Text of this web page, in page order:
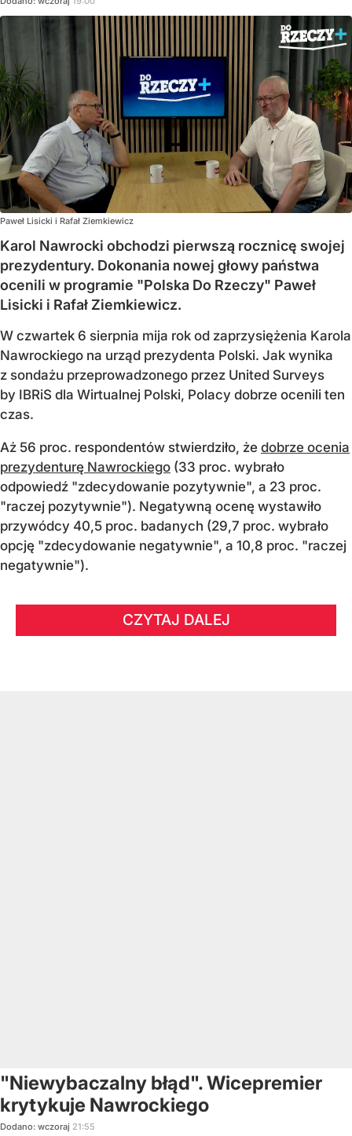
Paweł Lisicki i Rafał Ziemkiewicz
Karol Nawrocki obchodzi pierwszą rocznicę swojej
prezydentury. Dokonania nowej głowy państwa
ocenili w programie "Polska Do Rzeczy" Paweł
Lisicki i Rafał Ziemkiewicz.
W czwartek 6 sierpnia mija rok od zaprzysiężenia Karola
Nawrockiego na urząd prezydenta Polski. Jak wynika
z sondażu przeprowadzonego przez United Surveys
by IBRiS dla Wirtualnej Polski, Polacy dobrze ocenili ten
czas.
Aż 56 proc. respondentów stwierdziło, że dobrze ocenia
prezydenturę Nawrockiego (33 proc. wybrało
odpowiedź "zdecydowanie pozytywnie", a 23 proc.
"raczej pozytywnie"). Negatywną ocenę wystawiło
przywódcy 40,5 proc. badanych (29,7 proc. wybrało
opcję "zdecydowanie negatywnie", a 10,8 proc. "raczej
negatywnie").
CZYTAJ DALEJ
"Niewybaczalny błąd". Wicepremier
krytykuje Nawrockiego
Dodano: wczoraj 21:55